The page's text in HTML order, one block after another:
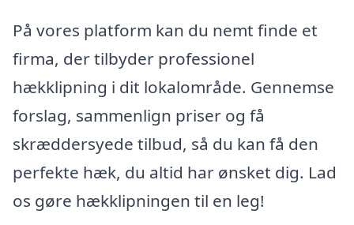
På vores platform kan du nemt finde et
firma, der tilbyder professionel
hækklipning i dit lokalområde. Gennemse
forslag, sammenlign priser og få
skræddersyede tilbud, så du kan få den
perfekte hæk, du altid har ønsket dig. Lad
os gøre hækklipningen til en leg!